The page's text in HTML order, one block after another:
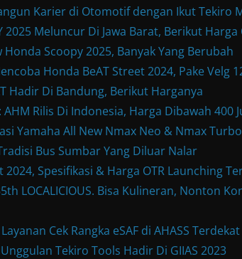
Karier di Otomotif dengan Ikut Tekiro
2025 Meluncur Di Jawa Barat, Berikut Harga
Scoopy 2025, Banyak Yang Berubah
Honda BeAT Street 2024, Pake Velg
Hadir Di Bandung, Berikut Harganya
AHM Rilis Di Indonesia, Harga Dibawah 400
Yamaha All New Nmax Neo & Nmax Turbo
Bus Sumbar Yang Diluar Nalar
2024, Spesifikasi & Harga OTR Launching
LOCALICIOUS. Bisa Kulineran, Nonton
Cek Rangka eSAF di AHASS Terdekat
Tekiro Tools Hadir Di GIIAS 2023